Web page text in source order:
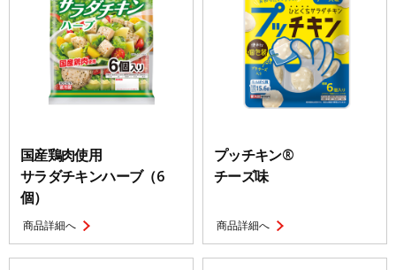
国産鶏肉使用
サラダチキンハーブ（6
個）
商品詳細へ
プッチキン®
チーズ味
商品詳細へ